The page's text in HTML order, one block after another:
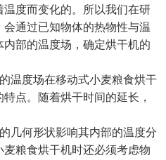
度而变化的。所以我们在研
通过已知物体的热物性与温
部的温度场，确定烘干机的
温度场在移动式小麦粮食烘干
点。随着烘干时间的延长，
几何形状影响其内部的温度分
粮食烘干机时还必须考虑物